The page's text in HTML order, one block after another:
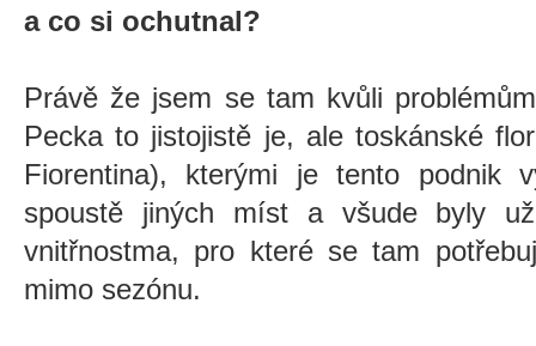
a co si ochutnal?
Právě že jsem se tam kvůli
Pecka to jistojistě je, ale toskánské
Fiorentina), kterými je tento podnik
spoustě jiných míst a všude byly
vnitřnostma, pro které se tam
mimo sezónu.